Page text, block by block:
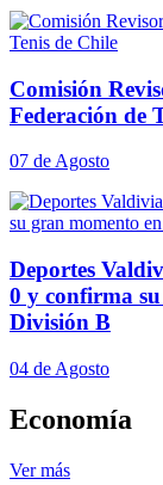
Comisión
Federación de
07 de Agosto
Deportes
0 y confirma
División B
04 de Agosto
Economía
Ver más